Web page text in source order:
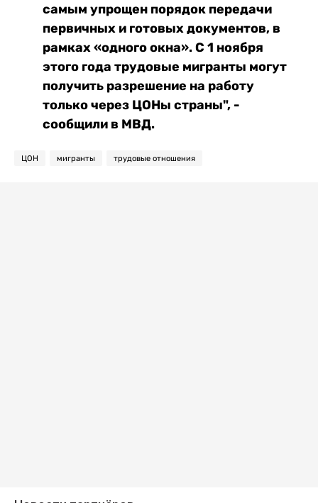
самым упрощен порядок передачи
первичных и готовых документов, в
рамках «одного окна». С 1 ноября
этого года трудовые мигранты могут
получить разрешение на работу
только через ЦОНы страны", -
сообщили в МВД.
ЦОН мигранты трудовые отношения